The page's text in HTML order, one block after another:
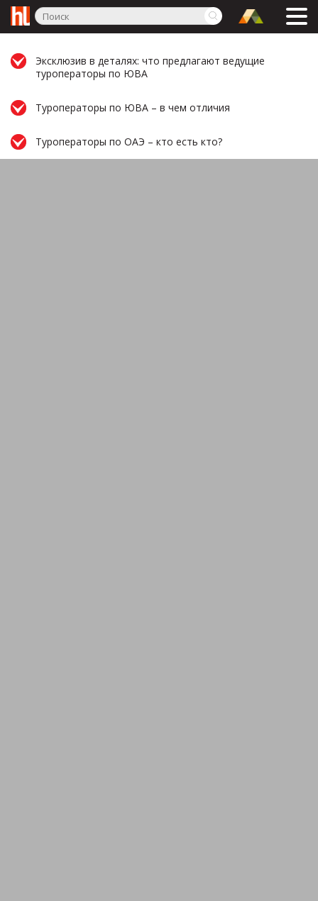
Эксклюзив в деталях: что предлагают ведущие
туроператоры по ЮВА
Туроператоры по ЮВА – в чем отличия
Туроператоры по ОАЭ – кто есть кто?